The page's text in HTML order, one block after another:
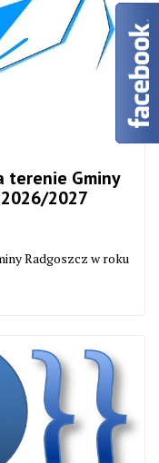
terenie Gminy
2027
Radgoszcz w roku